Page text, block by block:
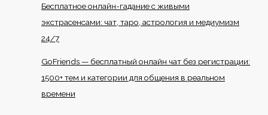
Бесплатное онлайн-гадание с живыми
экстрасенсами: чат, таро, астрология и медиумизм
24/7
GoFriends — бесплатный онлайн чат без регистрации:
1500+ тем и категории для общения в реальном
времени